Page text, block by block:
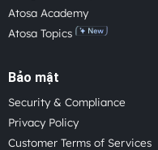
Atosa Academy
Atosa Topics
Bảo mật
Security & Compliance
Privacy Policy
Customer Terms of Services